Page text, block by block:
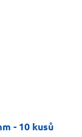
- 10 kusů